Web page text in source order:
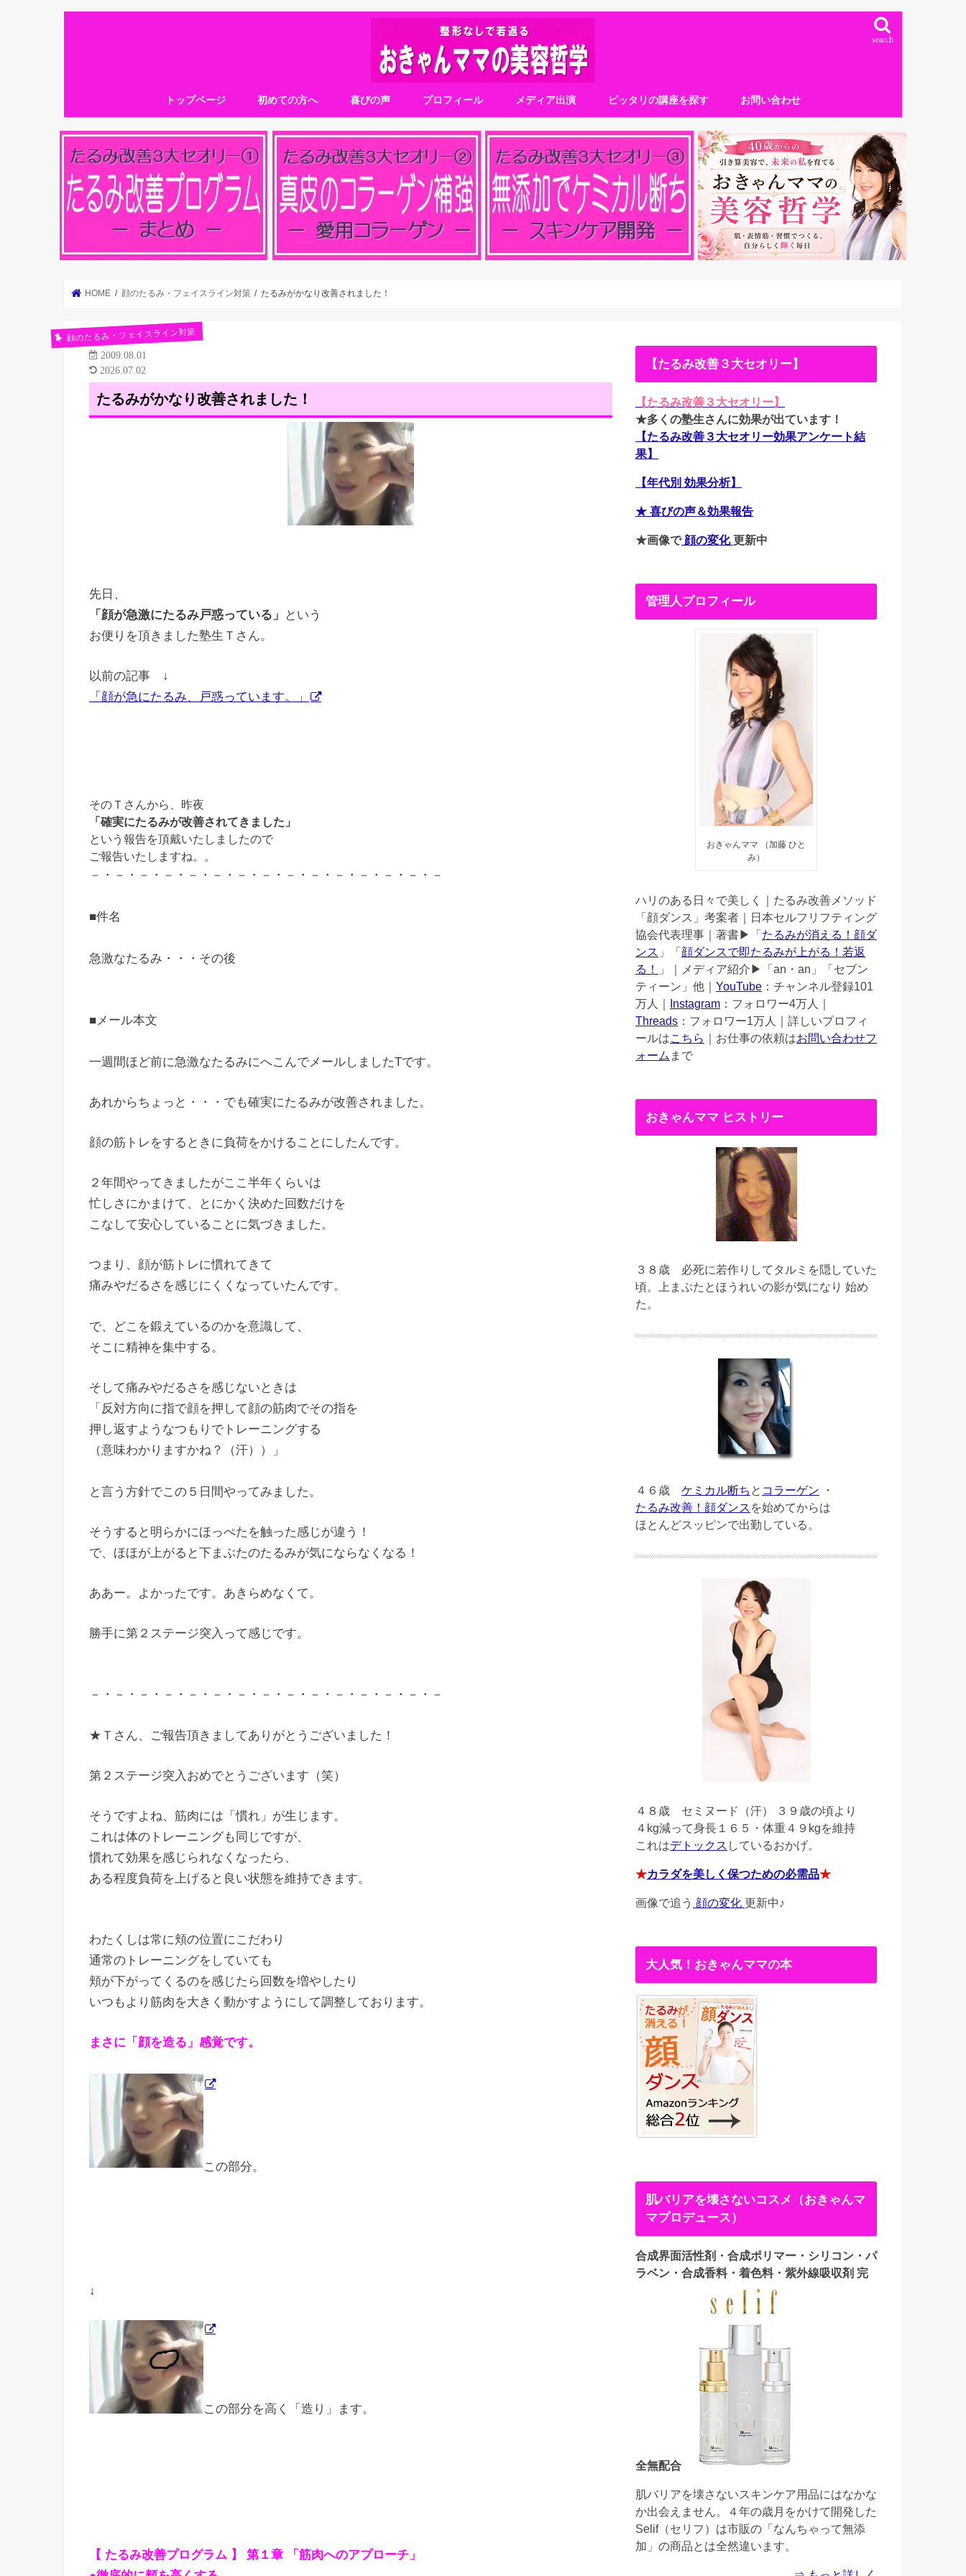
search
トップページ 初めての方へ 喜びの声 プロフィール メディア出演 ピッタリの講座を探す お問い合わせ
HOME 顔のたるみ・フェイスライン対策 たるみがかなり改善されました！
顔のたるみ・フェイスライン対策
2009.08.01
2026.07.02
たるみがかなり改善されました！
先日、
「顔が急激にたるみ戸惑っている」
という
お便りを頂きました塾生Ｔさん。
以前の記事
↓
「顔が急にたるみ、戸惑っています。」
そのＴさんから、昨夜
「確実にたるみが改善されてきました」
という報告を頂戴いたしましたので
ご報告いたしますね。。
－・－・－・－・－・－・－・－・－・－・－・－・－・－・－
■件名
急激なたるみ・・・その後
■メール本文
一週間ほど前に急激なたるみにへこんでメールしましたTです。
あれからちょっと・・・でも確実にたるみが改善されました。
顔の筋トレをするときに負荷をかけることにしたんです。
２年間やってきましたがここ半年くらいは
忙しさにかまけて、とにかく決めた回数だけを
こなして安心していることに気づきました。
つまり、顔が筋トレに慣れてきて
痛みやだるさを感じにくくなっていたんです。
で、どこを鍛えているのかを意識して、
そこに精神を集中する。
そして痛みやだるさを感じないときは
「反対方向に指で顔を押して顔の筋肉でその指を
押し返すようなつもりでトレーニングする
（意味わかりますかね？（汗））」
と言う方針でこの５日間やってみました。
そうすると明らかにほっぺたを触った感じが違う！
で、ほほが上がると下まぶたのたるみが気にならなくなる！
ああー。よかったです。あきらめなくて。
勝手に第２ステージ突入って感じです。
－・－・－・－・－・－・－・－・－・－・－・－・－・－・－
★Ｔさん、ご報告頂きましてありがとうございました！
第２ステージ突入おめでとうございます（笑）
そうですよね、筋肉には「慣れ」が生じます。
これは体のトレーニングも同じですが、
慣れて効果を感じられなくなったら、
ある程度負荷を上げると良い状態を維持できます。
わたくしは常に頬の位置にこだわり
通常のトレーニングをしていても
頬が下がってくるのを感じたら回数を増やしたり
いつもより筋肉を大きく動かすようにして調整しております。
まさに「顔を造る」感覚です。
この部分。
↓
この部分を高く「造り」ます。
【 たるみ改善プログラム 】 第１章 「筋肉へのアプローチ」
【たるみ改善３大セオリー】
【たるみ改善３大セオリー】
★多くの塾生さんに効果が出ています！
【たるみ改善３大セオリー効果アンケート結
果】
【年代別 効果分析】
★ 喜びの声＆効果報告
★画像で顔の変化更新中
管理人プロフィール
おきゃんママ （加藤 ひと
み）
ハリのある日々で美しく｜たるみ改善メソッド
「顔ダンス」考案者｜日本セルフリフティング
協会代表理事｜著書▶︎「 たるみが消える！顔ダ
ンス 」「 顔ダンスで即たるみが上がる！若返
る！
」｜メディア紹介▶︎「an・an」「セブン
ティーン」他｜ YouTube ：チャンネル登録101
万人｜
Instagram ：フォロワー4万人｜
Threads ：フォロワー1万人｜詳しいプロフィ
ールはこちら ｜お仕事の依頼はお問い合わせフ
ォーム まで
おきゃんママ ヒストリー
３８歳 必死に若作りしてタルミを隠していた
頃。上まぶたとほうれいの影が気になり 始め
た。
４６歳 ケミカル断ち と コラーゲン ・
たるみ改善！顔ダンス を始めてからは
ほとんどスッピンで出勤している。
４８歳 セミヌード（汗） ３９歳の頃より
４kg減って身長１６５・体重４９kgを維持
これはデトックス しているおかげ。
★カラダを美しく保つための必需品★
画像で追う 顔の変化 更新中♪
大人気！おきゃんママの本
肌バリアを壊さないコスメ（おきゃんマ
マプロデュース）
合成界面活性剤・合成ポリマー・シリコン・パ
ラベン・合成香料・着色料・紫外線吸収剤 完
全無配合
肌バリアを壊さないスキンケア用品にはなかな
か出会えません。４年の歳月をかけて開発した
Selif（セリフ）は市販の「なんちゃって無添
加」の商品とは全然違います。